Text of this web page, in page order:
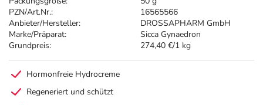
PZN/Art.Nr.:
16565566
Anbieter/Hersteller:
DROSSAPHARM GmbH
Marke/Präparat:
Sicca Gynaedron
Grundpreis:
274,40 €/1 kg
Hormonfreie Hydrocreme
Regeneriert und schützt